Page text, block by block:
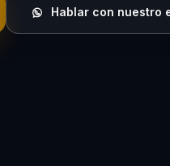
Hablar con nuestro